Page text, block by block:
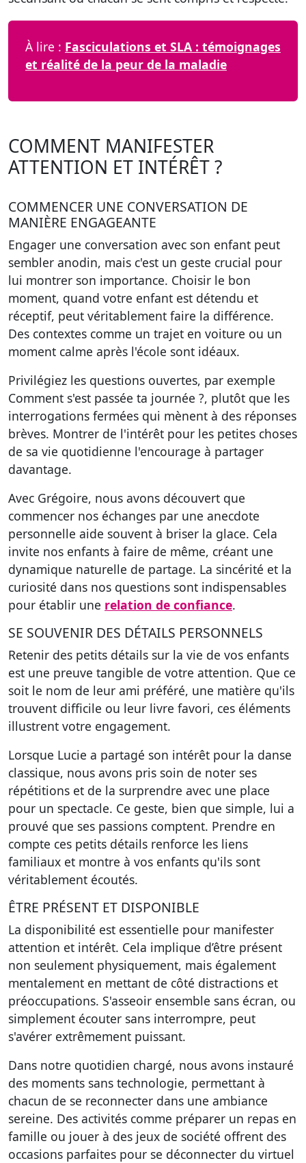
À lire : Fasciculations et SLA : témoignages
et réalité de la peur de la maladie
COMMENT MANIFESTER
ATTENTION ET INTÉRÊT ?
COMMENCER UNE CONVERSATION DE
MANIÈRE ENGAGEANTE
Engager une conversation avec son enfant peut
sembler anodin, mais c'est un geste crucial pour
lui montrer son importance. Choisir le bon
moment, quand votre enfant est détendu et
réceptif, peut véritablement faire la différence.
Des contextes comme un trajet en voiture ou un
moment calme après l'école sont idéaux.
Privilégiez les questions ouvertes, par exemple
Comment s'est passée ta journée ?, plutôt que les
interrogations fermées qui mènent à des réponses
brèves. Montrer de l'intérêt pour les petites choses
de sa vie quotidienne l'encourage à partager
davantage.
Avec Grégoire, nous avons découvert que
commencer nos échanges par une anecdote
personnelle aide souvent à briser la glace. Cela
invite nos enfants à faire de même, créant une
dynamique naturelle de partage. La sincérité et la
curiosité dans nos questions sont indispensables
pour établir une relation de confiance.
SE SOUVENIR DES DÉTAILS PERSONNELS
Retenir des petits détails sur la vie de vos enfants
est une preuve tangible de votre attention. Que ce
soit le nom de leur ami préféré, une matière qu'ils
trouvent difficile ou leur livre favori, ces éléments
illustrent votre engagement.
Lorsque Lucie a partagé son intérêt pour la danse
classique, nous avons pris soin de noter ses
répétitions et de la surprendre avec une place
pour un spectacle. Ce geste, bien que simple, lui a
prouvé que ses passions comptent. Prendre en
compte ces petits détails renforce les liens
familiaux et montre à vos enfants qu'ils sont
véritablement écoutés.
ÊTRE PRÉSENT ET DISPONIBLE
La disponibilité est essentielle pour manifester
attention et intérêt. Cela implique d’être présent
non seulement physiquement, mais également
mentalement en mettant de côté distractions et
préoccupations. S'asseoir ensemble sans écran, ou
simplement écouter sans interrompre, peut
s'avérer extrêmement puissant.
Dans notre quotidien chargé, nous avons instauré
des moments sans technologie, permettant à
chacun de se reconnecter dans une ambiance
sereine. Des activités comme préparer un repas en
famille ou jouer à des jeux de société offrent des
occasions parfaites pour se déconnecter du virtuel